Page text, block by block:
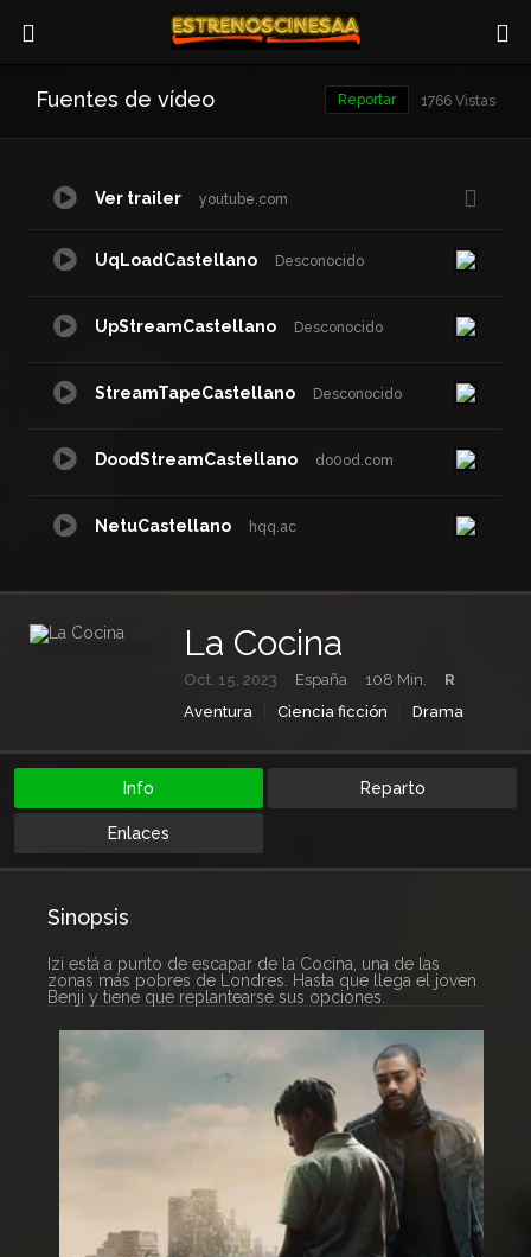
Fuentes de vídeo 1766 Vistas
Reportar
Ver trailer youtube.com
UqLoadCastellano Desconocido
UpStreamCastellano Desconocido
StreamTapeCastellano Desconocido
DoodStreamCastellano do0od.com
NetuCastellano hqq.ac
La Cocina
Oct. 15, 2023 España 108 Min.
R
Aventura
Ciencia ficción
Drama
Info Reparto
Enlaces
Sinopsis
Izi está a punto de escapar de la Cocina, una de las
zonas más pobres de Londres. Hasta que llega el joven
Benji y tiene que replantearse sus opciones.